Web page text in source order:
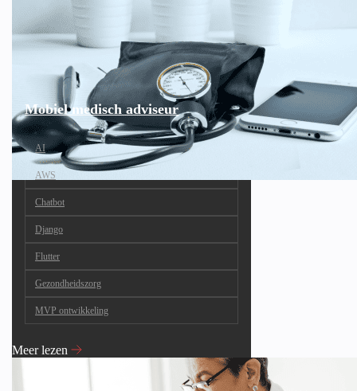
Mobiel medisch adviseur
AI
AWS
Chatbot
Django
Flutter
Gezondheidszorg
MVP ontwikkeling
Meer lezen